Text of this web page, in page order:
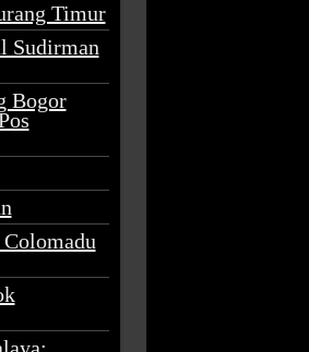
Timur
Sudirman
Bogor